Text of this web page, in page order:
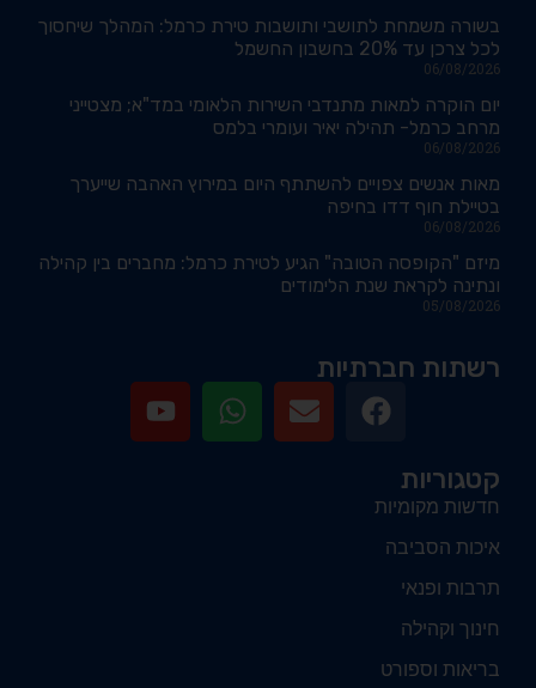
בשורה משמחת לתושבי ותושבות טירת כרמל: המהלך שיחסוך
לכל צרכן עד 20% בחשבון החשמל
06/08/2026
יום הוקרה למאות מתנדבי השירות הלאומי במד"א; מצטייני
מרחב כרמל- תהילה יאיר ועומרי בלמס
06/08/2026
מאות אנשים צפויים להשתתף היום במירוץ האהבה שייערך
בטיילת חוף דדו בחיפה
06/08/2026
מיזם "הקופסה הטובה" הגיע לטירת כרמל: מחברים בין קהילה
ונתינה לקראת שנת הלימודים
05/08/2026
רשתות חברתיות
קטגוריות
חדשות מקומיות
איכות הסביבה
תרבות ופנאי
חינוך וקהילה
בריאות וספורט